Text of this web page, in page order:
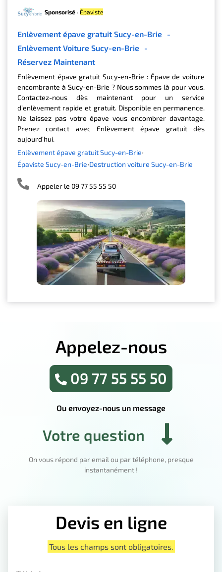
Sponsorisé · Épaviste
Enlèvement épave gratuit Sucy-en-Brie -
Enlèvement Voiture Sucy-en-Brie -
Réservez Maintenant
Enlèvement épave gratuit Sucy-en-Brie : Épave de voiture
encombrante à Sucy-en-Brie ? Nous sommes là pour vous.
Contactez-nous dès maintenant pour un service
d’enlèvement rapide et gratuit. Disponible en permanence.
Ne laissez pas votre épave vous encombrer davantage.
Prenez contact avec Enlèvement épave gratuit dès
aujourd’hui.
Enlèvement épave gratuit Sucy-en-Brie
Épaviste Sucy-en-Brie
Destruction voiture Sucy-en-Brie
Appeler le 09 77 55 55 50
Appelez-nous
09 77 55 55 50
Ou envoyez-nous un message
Votre question
On vous répond par email ou par téléphone, presque
instantanément !
Devis en ligne
Tous les champs sont obligatoires.